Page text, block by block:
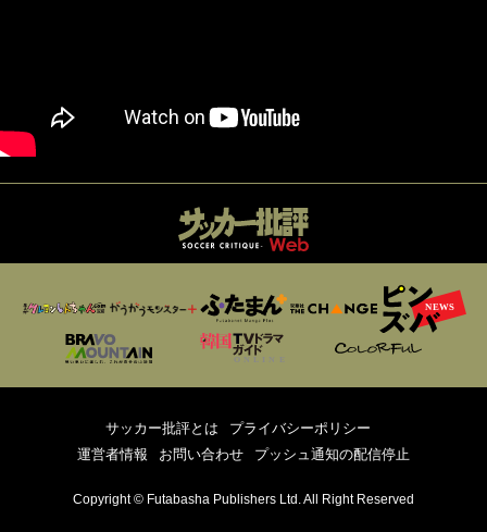
サッカー批評とは
プライバシーポリシー
運営者情報
お問い合わせ プッシュ通知の配信停止
Copyright © Futabasha Publishers Ltd. All Right Reserved